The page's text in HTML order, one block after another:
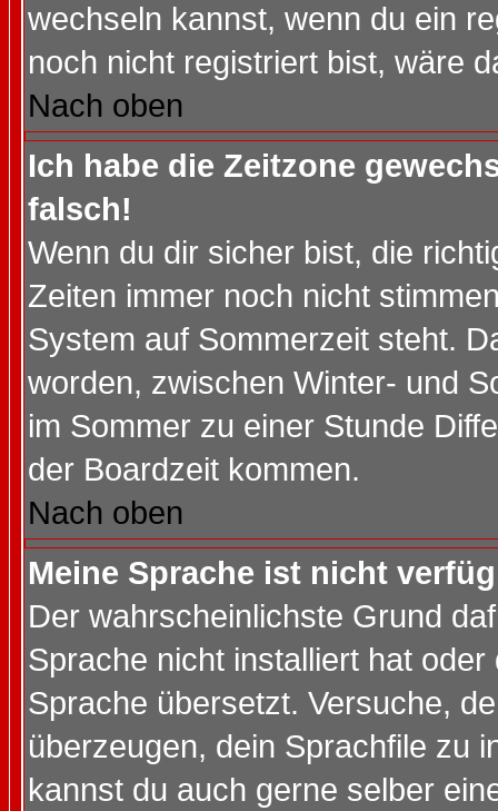
wechseln kannst, wenn du ein
noch nicht registriert bist, wäre
Nach oben
Ich habe die Zeitzone
falsch!
Wenn du dir sicher bist, die
Zeiten immer noch nicht
System auf Sommerzeit steht.
worden, zwischen Winter- und
im Sommer zu einer Stunde
der Boardzeit kommen.
Nach oben
Meine Sprache ist nicht
Der wahrscheinlichste Grund
Sprache nicht installiert hat
Sprache übersetzt. Versuche,
überzeugen, dein Sprachfile zu
kannst du auch gerne selber